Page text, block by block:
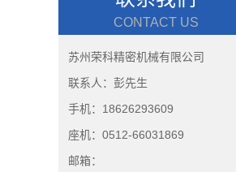
CONTACT US
苏州荣科精密机械有限公司
联系人：彭先生
手机：18626293609
座机：0512-66031869
邮箱：